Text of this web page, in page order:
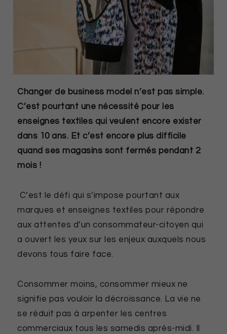
Changer de business model n’est pas simple.
C’est pourtant une nécessité pour les
enseignes textiles qui veulent encore exister
dans 10 ans. Et c’est encore plus difficile
quand ses magasins sont fermés pendant 2
mois !
C’est le défi qui s’impose pourtant aux
marques et enseignes textiles pour répondre
aux attentes d’un consommateur-citoyen qui
a ouvert les yeux sur les enjeux auxquels nous
devons tous faire face.
Consommer moins, consommer mieux ne
signifie pas vouloir la décroissance. La vie ne
se réduit pas à arpenter les centres
commerciaux tous les samedis après-midi. Il